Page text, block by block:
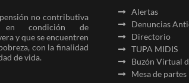
no contributiva
en condición de
y que se encuentren
con la finalidad
de vida.
Alertas
Denuncias
Directorio
TUPA MIDIS
Buzón Virtual
Mesa de partes